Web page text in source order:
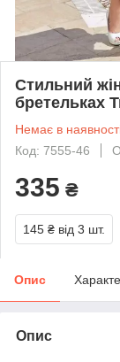
Стильний
бретельках
Немає в
Код: 7555-46
335 ₴
145 ₴ від 3 шт.
Опис
Опис